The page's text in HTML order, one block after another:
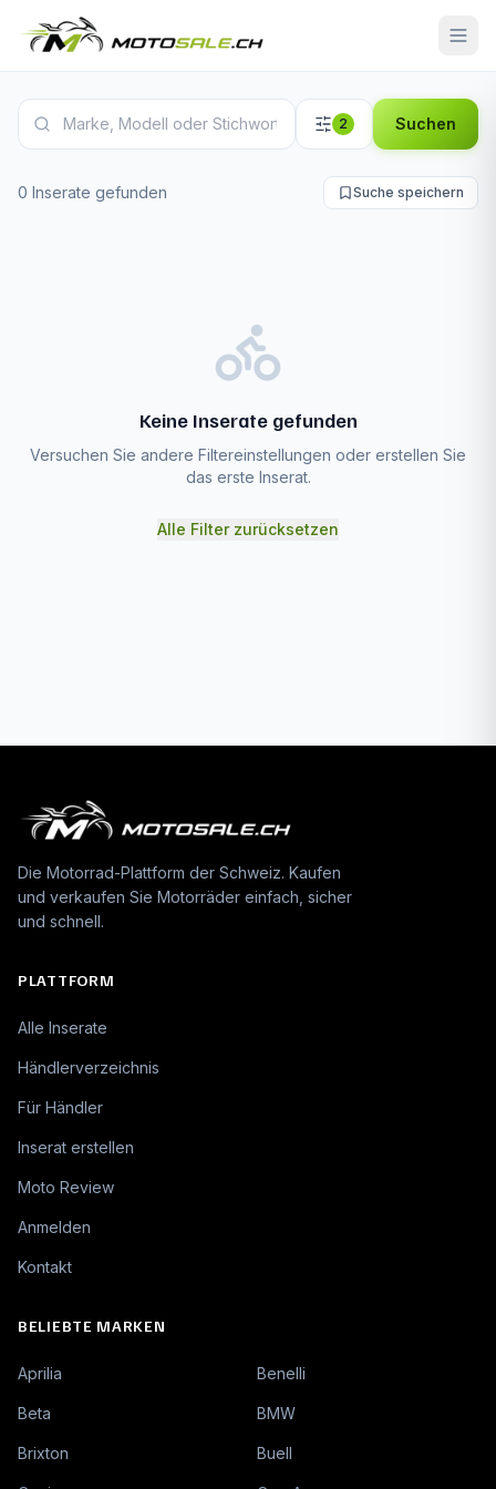
Harley-Davidson Pan America Inserate
2 Suchen
0 Inserate gefunden Suche speichern
Keine Inserate gefunden
Versuchen Sie andere Filtereinstellungen oder erstellen Sie
das erste Inserat.
Alle Filter zurücksetzen
Die Motorrad-Plattform der Schweiz. Kaufen
und verkaufen Sie Motorräder einfach, sicher
und schnell.
PLATTFORM
Alle Inserate
Händlerverzeichnis
Für Händler
Inserat erstellen
Moto Review
Anmelden
Kontakt
BELIEBTE MARKEN
Aprilia Benelli
Beta BMW
Brixton Buell